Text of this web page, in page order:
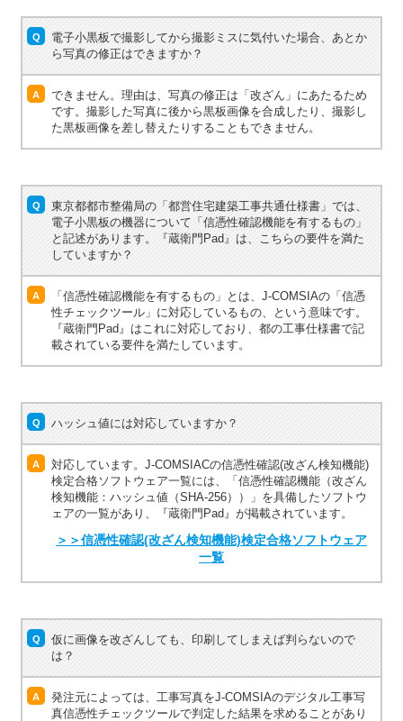
Q
電子小黒板で撮影してから撮影ミスに気付いた場合、あとか
ら写真の修正はできますか？
A
できません。理由は、写真の修正は「改ざん」にあたるため
です。撮影した写真に後から黒板画像を合成したり、撮影し
た黒板画像を差し替えたりすることもできません。
Q
東京都都市整備局の「都営住宅建築工事共通仕様書」では、
電子小黒板の機器について「信憑性確認機能を有するもの」
と記述があります。『蔵衛門Pad』は、こちらの要件を満た
していますか？
A
「信憑性確認機能を有するもの」とは、J-COMSIAの「信憑
性チェックツール」に対応しているもの、という意味です。
『蔵衛門Pad』はこれに対応しており、都の工事仕様書で記
載されている要件を満たしています。
Q ハッシュ値には対応していますか？
A
対応しています。J-COMSIACの信憑性確認(改ざん検知機能)
検定合格ソフトウェア一覧には、「信憑性確認機能（改ざん
検知機能：ハッシュ値（SHA-256））」を具備したソフトウ
ェアの一覧があり、『蔵衛門Pad』が掲載されています。
＞＞信憑性確認(改ざん検知機能)検定合格ソフトウェア
一覧
Q
仮に画像を改ざんしても、印刷してしまえば判らないので
は？
A
発注元によっては、工事写真をJ-COMSIAのデジタル工事写
真信憑性チェックツールで判定した結果を求めることがあり